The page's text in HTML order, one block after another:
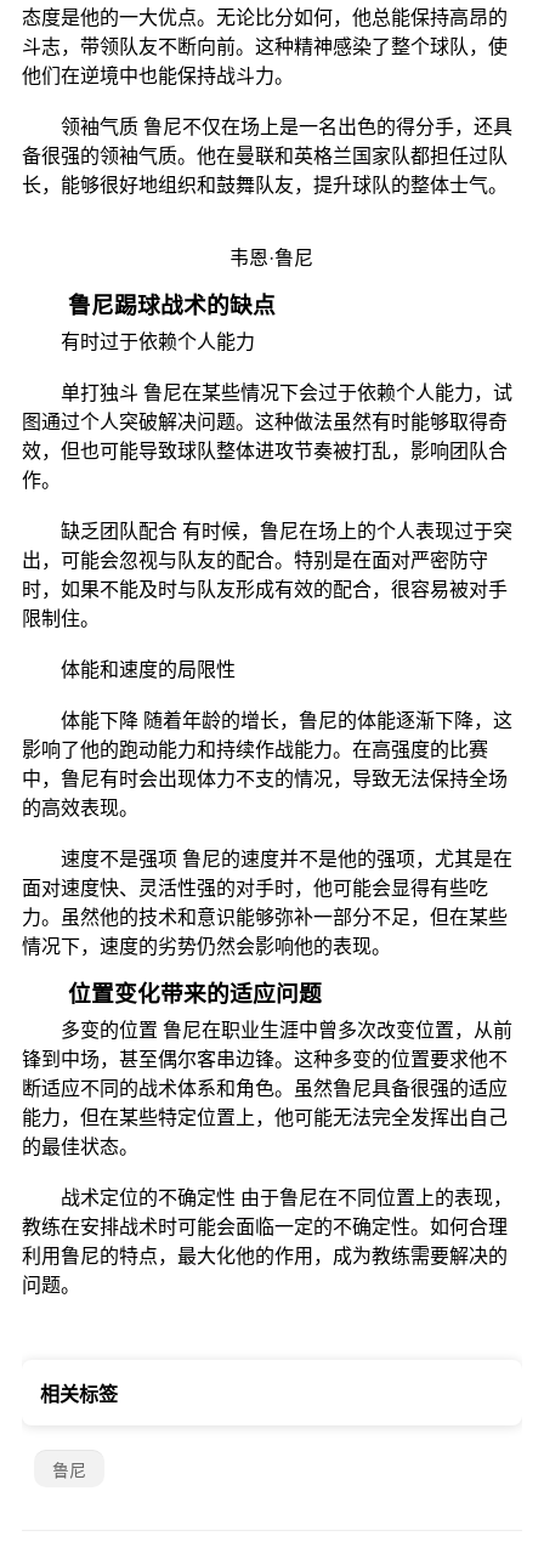
态度是他的一大优点。无论比分如何，他总能保持高昂的
斗志，带领队友不断向前。这种精神感染了整个球队，使
他们在逆境中也能保持战斗力。
领袖气质 鲁尼不仅在场上是一名出色的得分手，还具
备很强的领袖气质。他在曼联和英格兰国家队都担任过队
长，能够很好地组织和鼓舞队友，提升球队的整体士气。
韦恩·鲁尼
鲁尼踢球战术的缺点
有时过于依赖个人能力
单打独斗 鲁尼在某些情况下会过于依赖个人能力，试
图通过个人突破解决问题。这种做法虽然有时能够取得奇
效，但也可能导致球队整体进攻节奏被打乱，影响团队合
作。
缺乏团队配合 有时候，鲁尼在场上的个人表现过于突
出，可能会忽视与队友的配合。特别是在面对严密防守
时，如果不能及时与队友形成有效的配合，很容易被对手
限制住。
体能和速度的局限性
体能下降 随着年龄的增长，鲁尼的体能逐渐下降，这
影响了他的跑动能力和持续作战能力。在高强度的比赛
中，鲁尼有时会出现体力不支的情况，导致无法保持全场
的高效表现。
速度不是强项 鲁尼的速度并不是他的强项，尤其是在
面对速度快、灵活性强的对手时，他可能会显得有些吃
力。虽然他的技术和意识能够弥补一部分不足，但在某些
情况下，速度的劣势仍然会影响他的表现。
位置变化带来的适应问题
多变的位置 鲁尼在职业生涯中曾多次改变位置，从前
锋到中场，甚至偶尔客串边锋。这种多变的位置要求他不
断适应不同的战术体系和角色。虽然鲁尼具备很强的适应
能力，但在某些特定位置上，他可能无法完全发挥出自己
的最佳状态。
战术定位的不确定性 由于鲁尼在不同位置上的表现，
教练在安排战术时可能会面临一定的不确定性。如何合理
利用鲁尼的特点，最大化他的作用，成为教练需要解决的
问题。
相关标签
鲁尼